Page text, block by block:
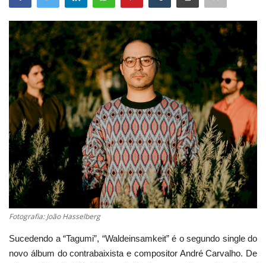
Sobre Nós
Educação
Estatuto Editorial
Saúde
Ficha técnica
Cultura
Lazer
Ambiente
Fotografia: João Hasselberg
Sucedendo a “Tagumi”, “Waldeinsamkeit” é o segundo single do
novo álbum do contrabaixista e compositor André Carvalho. De